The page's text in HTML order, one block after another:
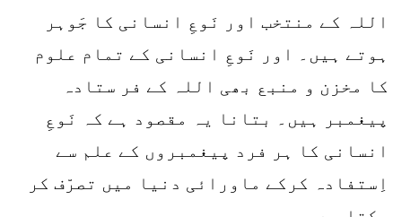
اللہ کے منتخب اور نَوعِ انسانی کا جَوہر
ہوتے ہیں۔ اور نَوعِ انسانی کے تمام علوم
کا مخزن و منبع بھی اللہ کے فر ستادہ
پیغمبر ہیں۔ بتانا یہ مقصود ہے کہ نَوعِ
انسانی کا ہر فرد پیغمبروں کے علم سے
اِستفادہ کرکے ماورائی دنیا میں تصرّف کر